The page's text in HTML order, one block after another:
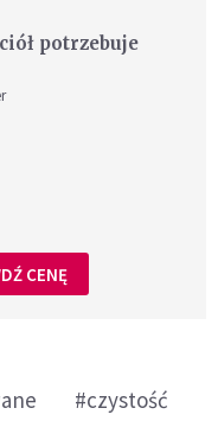
potrzebuje
CENĘ
#czystość